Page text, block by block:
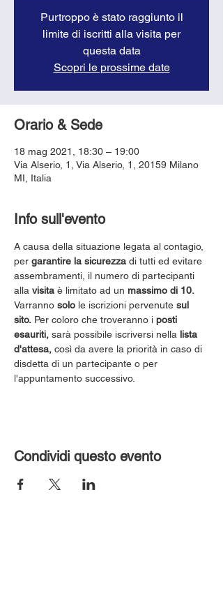
Purtroppo è stato raggiunto il
limite di iscritti alla visita per
questa data
Scopri le prossime date
Orario & Sede
18 mag 2021, 18:30 – 19:00
Via Alserio, 1, Via Alserio, 1, 20159 Milano
MI, Italia
Info sull'evento
A causa della situazione legata al contagio,
per garantire la sicurezza di tutti ed evitare
assembramenti, il numero di partecipanti
alla visita è limitato ad un massimo di 10.
Varranno solo le iscrizioni pervenute sul
sito. Per coloro che troveranno i posti
esauriti, sarà possibile iscriversi nella lista
d'attesa, così da avere la priorità in caso di
disdetta di un partecipante o per
l'appuntamento successivo.
Condividi questo evento